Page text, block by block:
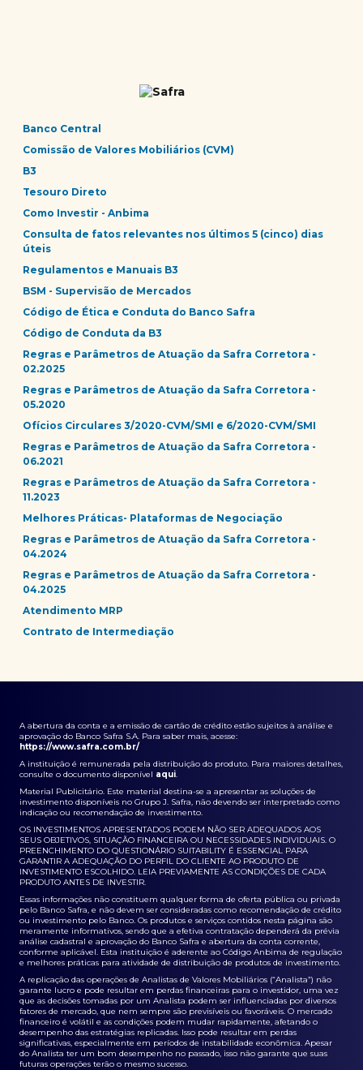
Banco Central
Comissão de Valores Mobiliários (CVM)
B3
Tesouro Direto
Como Investir - Anbima
Consulta de fatos relevantes nos últimos 5 (cinco) dias
úteis
Regulamentos e Manuais B3
BSM - Supervisão de Mercados
Código de Ética e Conduta do Banco Safra
Código de Conduta da B3
Regras e Parâmetros de Atuação da Safra Corretora -
02.2025
Regras e Parâmetros de Atuação da Safra Corretora -
05.2020
Ofícios Circulares 3/2020-CVM/SMI e 6/2020-CVM/SMI
Regras e Parâmetros de Atuação da Safra Corretora -
06.2021
Regras e Parâmetros de Atuação da Safra Corretora -
11.2023
Melhores Práticas- Plataformas de Negociação
Regras e Parâmetros de Atuação da Safra Corretora -
04.2024
Regras e Parâmetros de Atuação da Safra Corretora -
04.2025
Atendimento MRP
Contrato de Intermediação
A abertura da conta e a emissão de cartão de crédito estão sujeitos à análise e
aprovação do Banco Safra S.A. Para saber mais, acesse:
https://www.safra.com.br/
A instituição é remunerada pela distribuição do produto. Para maiores detalhes,
consulte o documento disponível aqui.
Material Publicitário. Este material destina-se a apresentar as soluções de
investimento disponíveis no Grupo J. Safra, não devendo ser interpretado como
indicação ou recomendação de investimento.
OS INVESTIMENTOS APRESENTADOS PODEM NÃO SER ADEQUADOS AOS
SEUS OBJETIVOS, SITUAÇÃO FINANCEIRA OU NECESSIDADES INDIVIDUAIS. O
PREENCHIMENTO DO QUESTIONÁRIO SUITABILITY É ESSENCIAL PARA
GARANTIR A ADEQUAÇÃO DO PERFIL DO CLIENTE AO PRODUTO DE
INVESTIMENTO ESCOLHIDO. LEIA PREVIAMENTE AS CONDIÇÕES DE CADA
PRODUTO ANTES DE INVESTIR.
Essas informações não constituem qualquer forma de oferta pública ou privada
pelo Banco Safra, e não devem ser consideradas como recomendação de crédito
ou investimento pelo Banco. Os produtos e serviços contidos nesta página são
meramente informativos, sendo que a efetiva contratação dependerá da prévia
análise cadastral e aprovação do Banco Safra e abertura da conta corrente,
conforme aplicável. Esta instituição é aderente ao Código Anbima de regulação
e melhores práticas para atividade de distribuição de produtos de investimento.
A replicação das operações de Analistas de Valores Mobiliários (“Analista”) não
garante lucro e pode resultar em perdas financeiras para o investidor, uma vez
que as decisões tomadas por um Analista podem ser influenciadas por diversos
fatores de mercado, que nem sempre são previsíveis ou favoráveis. O mercado
financeiro é volátil e as condições podem mudar rapidamente, afetando o
desempenho das estratégias replicadas. Isso pode resultar em perdas
significativas, especialmente em períodos de instabilidade econômica. Apesar
do Analista ter um bom desempenho no passado, isso não garante que suas
futuras operações terão o mesmo sucesso.